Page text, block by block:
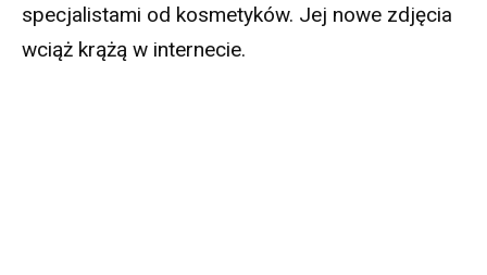
specjalistami od kosmetyków. Jej nowe zdjęcia
wciąż krążą w internecie.